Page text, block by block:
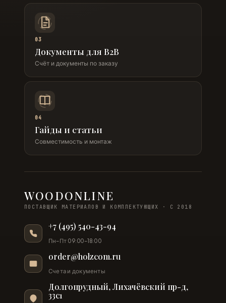
03
Документы для B2B
Счёт и документы по заказу
04
Гайды и статьи
Совместимость и монтаж
WOODONLINE
ПОСТАВЩИК МАТЕРИАЛОВ И КОМПЛЕКТУЮЩИХ · С 2018
+7 (495) 540-43-94
Пн–Пт 09:00–18:00
order@holzcom.ru
Счета и документы
Долгопрудный, Лихачёвский пр-д,
33с1